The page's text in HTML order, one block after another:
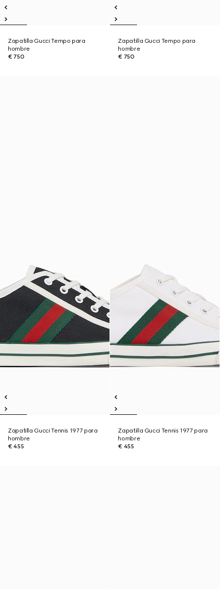
Zapatilla Gucci Tempo para
hombre
€ 750
Zapatilla Gucci Tempo para
hombre
€ 750
Zapatilla Gucci Tennis 1977 para
hombre
€ 455
Zapatilla Gucci Tennis 1977 para
hombre
€ 455